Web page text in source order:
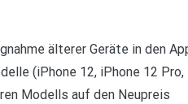
älterer Geräte in den
(iPhone 12, iPhone 12 Pro,
Modells auf den Neupreis